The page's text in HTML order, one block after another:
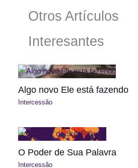
Otros Artículos
Interesantes
Algo novo Ele está fazendo
Intercessão
O Poder de Sua Palavra
Intercessão